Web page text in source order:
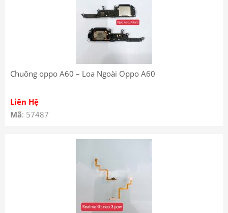
Chuông oppo A60 – Loa Ngoài Oppo A60
Liên Hệ
Mã: 57487